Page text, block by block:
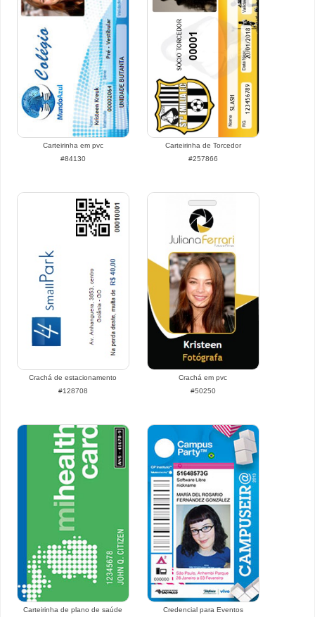
Carteirinha em pvc
#84130
Carteirinha de Torcedor
#257866
Crachá de estacionamento
#128708
Crachá em pvc
#50250
Carteirinha de plano de saúde
Credencial para Eventos